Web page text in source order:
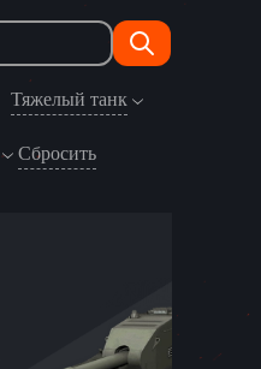
Тяжелый танк
Сбросить